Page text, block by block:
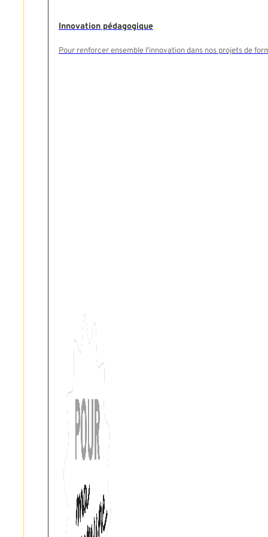
Innovation pédagogique
Pour renforcer ensemble l'innovation dans nos projets de